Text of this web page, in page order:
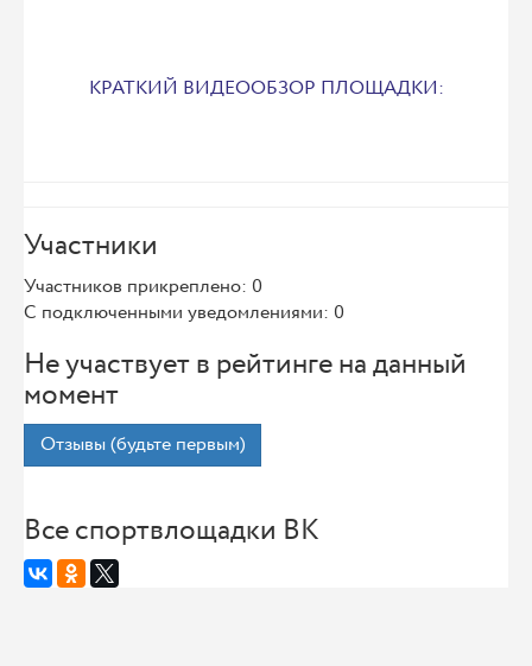
КРАТКИЙ ВИДЕООБЗОР ПЛОЩАДКИ:
Участники
Участников прикреплено: 0
С подключенными уведомлениями: 0
Не участвует в рейтинге на данный
момент
Отзывы (будьте первым)
Все спортвлощадки ВК